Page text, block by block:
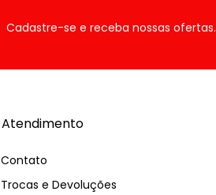
Cadastre-se e receba nossas ofertas.
Atendimento
Contato
Trocas e Devoluções